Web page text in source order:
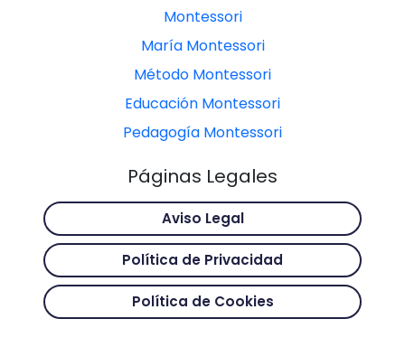
Montessori
María Montessori
Método Montessori
Educación Montessori
Pedagogía Montessori
Páginas Legales
Aviso Legal
Política de Privacidad
Política de Cookies